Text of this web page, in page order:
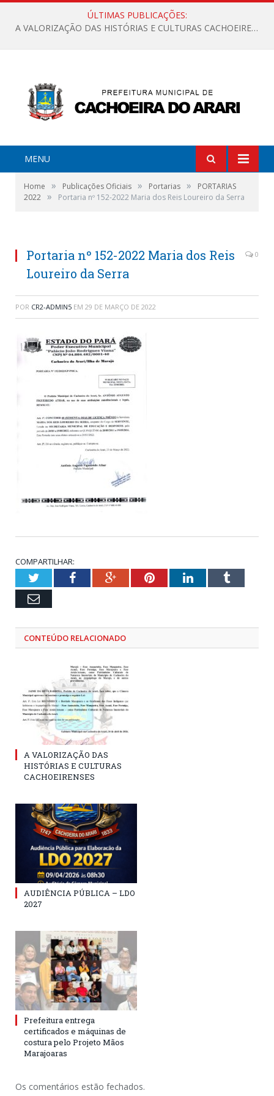
ÚLTIMAS PUBLICAÇÕES:
A VALORIZAÇÃO DAS HISTÓRIAS E CULTURAS CACHOEIRENSES
MENU
Home » Publicações Oficiais » Portarias »
PORTARIAS
2022 » Portaria nº 152-2022 Maria dos Reis Loureiro da Serra
Portaria nº 152-2022 Maria dos Reis
Loureiro da Serra
0
POR CR2-ADMIN5 EM 29 DE MARÇO DE 2022
COMPARTILHAR:
TwitterFacebookGoogle+PinterestLinkedInTumblr
Email
CONTEÚDO RELACIONADO
A VALORIZAÇÃO DAS
HISTÓRIAS E CULTURAS
CACHOEIRENSES
AUDIÊNCIA PÚBLICA – LDO
2027
Prefeitura entrega
certificados e máquinas de
costura pelo Projeto Mãos
Marajoaras
Os comentários estão fechados.